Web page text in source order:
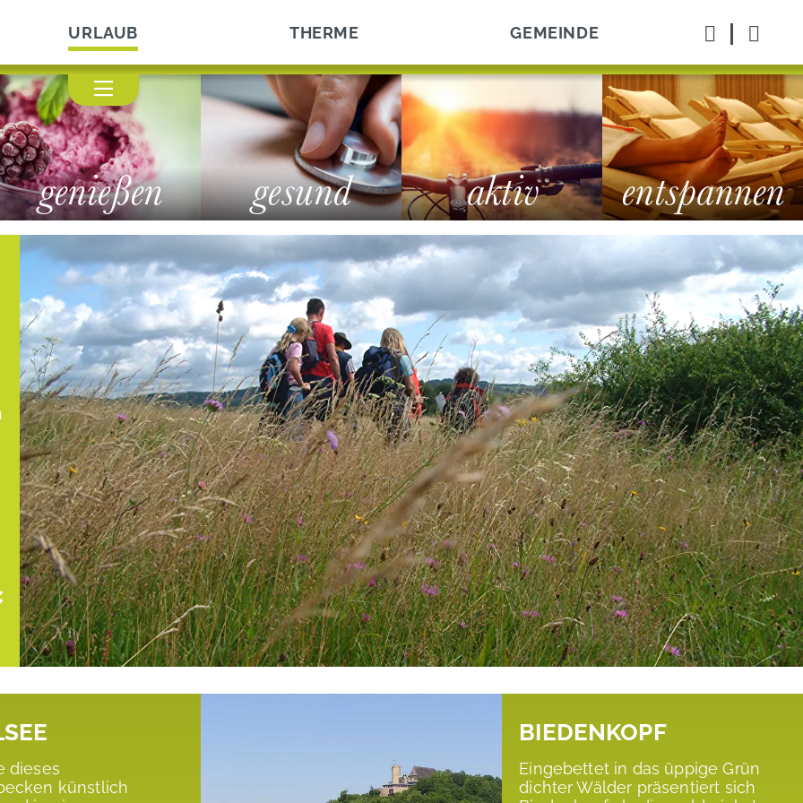
Dill-Bergland-Pfad
Gehen
Walking
Walking Park hat ein
von 30 km und sechs
Fahrradtouren
Touren
Flowtrail Bad Endbach
Fahrradhändler & Service
Feste und Märkte
Sportpark
Tennisplatz, Badmintonfeld,
Hallenfußball und Kegelbahn
Therme
Die Lahn-Dill-Bergland-Therme, wo
Wasser Gemeinsamkeit bedeutet!
genießen gesund aktiv entspannen
dieses
künstlich
BIEDENKOPF
Eingebettet in das üppige Grün
dichter Wälder präsentiert sich
URLAUB THERME GEMEINDE